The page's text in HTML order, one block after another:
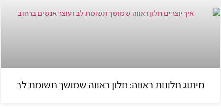
מיתוג חלונות ראווה: חלון ראווה שמושך תשומת לב